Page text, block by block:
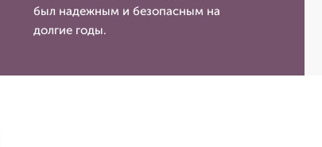
был надежным и безопасным на
долгие годы.